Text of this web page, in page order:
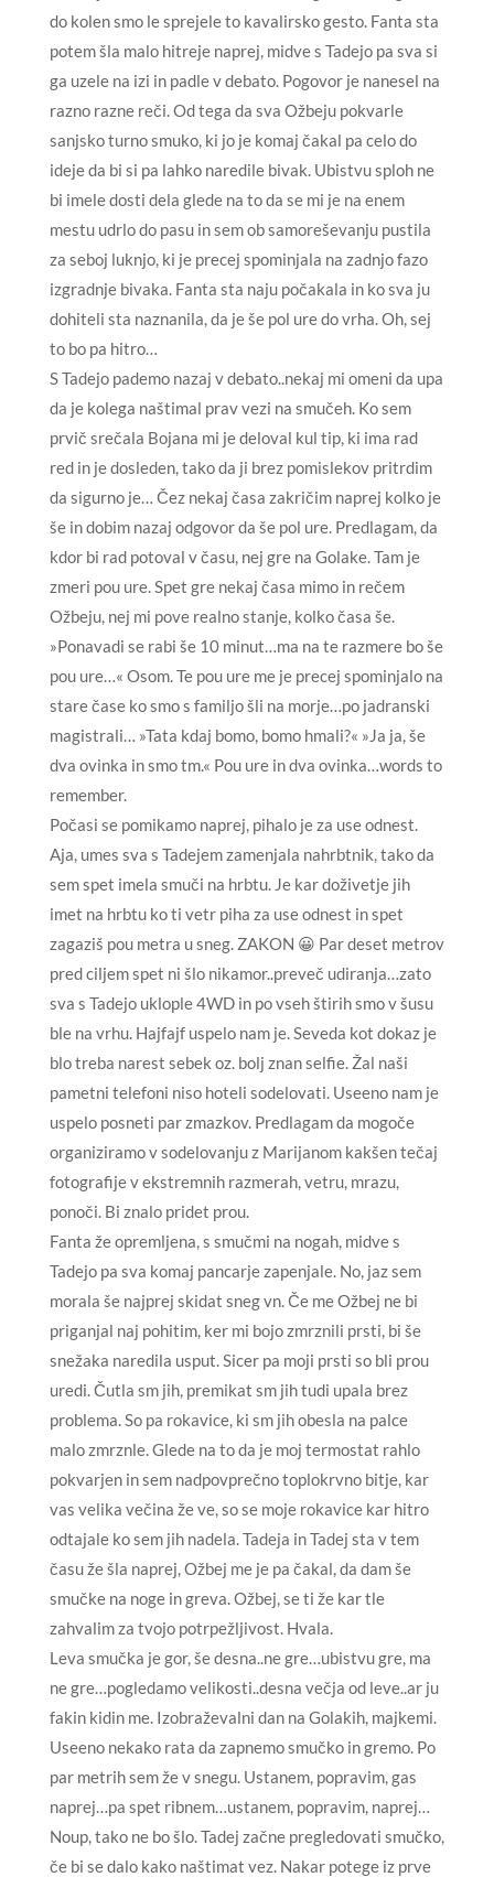
do kolen smo le sprejele to kavalirsko gesto. Fanta sta
potem šla malo hitreje naprej, midve s Tadejo pa sva si
ga uzele na izi in padle v debato. Pogovor je nanesel na
razno razne reči. Od tega da sva Ožbeju pokvarle
sanjsko turno smuko, ki jo je komaj čakal pa celo do
ideje da bi si pa lahko naredile bivak. Ubistvu sploh ne
bi imele dosti dela glede na to da se mi je na enem
mestu udrlo do pasu in sem ob samoreševanju pustila
za seboj luknjo, ki je precej spominjala na zadnjo fazo
izgradnje bivaka. Fanta sta naju počakala in ko sva ju
dohiteli sta naznanila, da je še pol ure do vrha. Oh, sej
to bo pa hitro…
S Tadejo pademo nazaj v debato..nekaj mi omeni da upa
da je kolega naštimal prav vezi na smučeh. Ko sem
prvič srečala Bojana mi je deloval kul tip, ki ima rad
red in je dosleden, tako da ji brez pomislekov pritrdim
da sigurno je… Čez nekaj časa zakričim naprej kolko je
še in dobim nazaj odgovor da še pol ure. Predlagam, da
kdor bi rad potoval v času, nej gre na Golake. Tam je
zmeri pou ure. Spet gre nekaj časa mimo in rečem
Ožbeju, nej mi pove realno stanje, kolko časa še.
»Ponavadi se rabi še 10 minut…ma na te razmere bo še
pou ure…« Osom. Te pou ure me je precej spominjalo na
stare čase ko smo s familjo šli na morje…po jadranski
magistrali… »Tata kdaj bomo, bomo hmali?« »Ja ja, še
dva ovinka in smo tm.« Pou ure in dva ovinka…words to
remember.
Počasi se pomikamo naprej, pihalo je za use odnest.
Aja, umes sva s Tadejem zamenjala nahrbtnik, tako da
sem spet imela smuči na hrbtu. Je kar doživetje jih
imet na hrbtu ko ti vetr piha za use odnest in spet
zagaziš pou metra u sneg. ZAKON 😀 Par deset metrov
pred ciljem spet ni šlo nikamor..preveč udiranja…zato
sva s Tadejo uklople 4WD in po vseh štirih smo v šusu
ble na vrhu. Hajfajf uspelo nam je. Seveda kot dokaz je
blo treba narest sebek oz. bolj znan selfie. Žal naši
pametni telefoni niso hoteli sodelovati. Useeno nam je
uspelo posneti par zmazkov. Predlagam da mogoče
organiziramo v sodelovanju z Marijanom kakšen tečaj
fotografije v ekstremnih razmerah, vetru, mrazu,
ponoči. Bi znalo pridet prou.
Fanta že opremljena, s smučmi na nogah, midve s
Tadejo pa sva komaj pancarje zapenjale. No, jaz sem
morala še najprej skidat sneg vn. Če me Ožbej ne bi
priganjal naj pohitim, ker mi bojo zmrznili prsti, bi še
snežaka naredila usput. Sicer pa moji prsti so bli prou
uredi. Čutla sm jih, premikat sm jih tudi upala brez
problema. So pa rokavice, ki sm jih obesla na palce
malo zmrznle. Glede na to da je moj termostat rahlo
pokvarjen in sem nadpovprečno toplokrvno bitje, kar
vas velika večina že ve, so se moje rokavice kar hitro
odtajale ko sem jih nadela. Tadeja in Tadej sta v tem
času že šla naprej, Ožbej me je pa čakal, da dam še
smučke na noge in greva. Ožbej, se ti že kar tle
zahvalim za tvojo potrpežljivost. Hvala.
Leva smučka je gor, še desna..ne gre…ubistvu gre, ma
ne gre…pogledamo velikosti..desna večja od leve..ar ju
fakin kidin me. Izobraževalni dan na Golakih, majkemi.
Useeno nekako rata da zapnemo smučko in gremo. Po
par metrih sem že v snegu. Ustanem, popravim, gas
naprej…pa spet ribnem…ustanem, popravim, naprej…
Noup, tako ne bo šlo. Tadej začne pregledovati smučko,
če bi se dalo kako naštimat vez. Nakar potege iz prve